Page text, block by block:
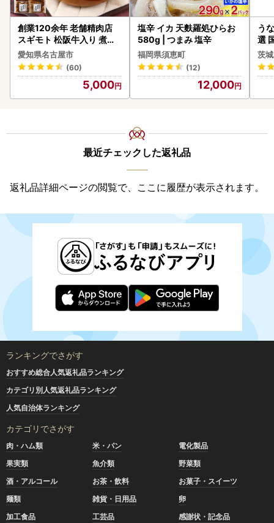
創業120余年 老舗精肉店
スギモト 松阪牛入り 煮込
み ハンバーグ 110g×4枚
惣菜 お取り寄せ グルメ ハ
ンバーグ 冷凍
愛知県名古屋市
(60)
5,000
塩辛 イカ 天麩羅処ひらお
580g | つまみ 塩辛
福岡県須恵町
(12)
12,000
う
選
付
あ
人
茨
最近チェックした返礼品
返礼品詳細ページの閲覧で、ここに履歴が表示されます。
ランキングでさがす
おすすめ総合人気返礼品ランキング
カテゴリ別人気返礼品ランキング
人気自治体ランキング
カテゴリでさがす
肉・ハム類 米・パン
電化製品
果実類
魚介類
野菜類
酒・アルコール
お茶・飲料
お菓子・スイーツ
麺類
雑貨・日用品
卵
加工食品
工芸品
感謝状・記念品